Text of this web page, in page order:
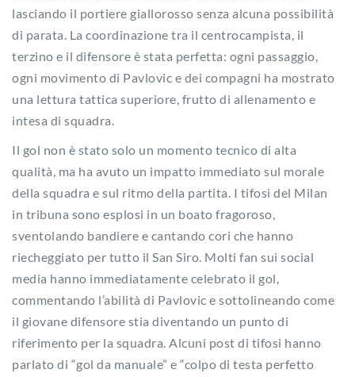
lasciando il portiere giallorosso senza alcuna possibilità
di parata. La coordinazione tra il centrocampista, il
terzino e il difensore è stata perfetta: ogni passaggio,
ogni movimento di Pavlovic e dei compagni ha mostrato
una lettura tattica superiore, frutto di allenamento e
intesa di squadra.
Il gol non è stato solo un momento tecnico di alta
qualità, ma ha avuto un impatto immediato sul morale
della squadra e sul ritmo della partita. I tifosi del Milan
in tribuna sono esplosi in un boato fragoroso,
sventolando bandiere e cantando cori che hanno
riecheggiato per tutto il San Siro. Molti fan sui social
media hanno immediatamente celebrato il gol,
commentando l’abilità di Pavlovic e sottolineando come
il giovane difensore stia diventando un punto di
riferimento per la squadra. Alcuni post di tifosi hanno
parlato di “gol da manuale” e “colpo di testa perfetto